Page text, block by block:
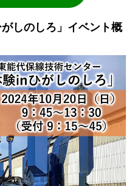
しのしろ」イベント概